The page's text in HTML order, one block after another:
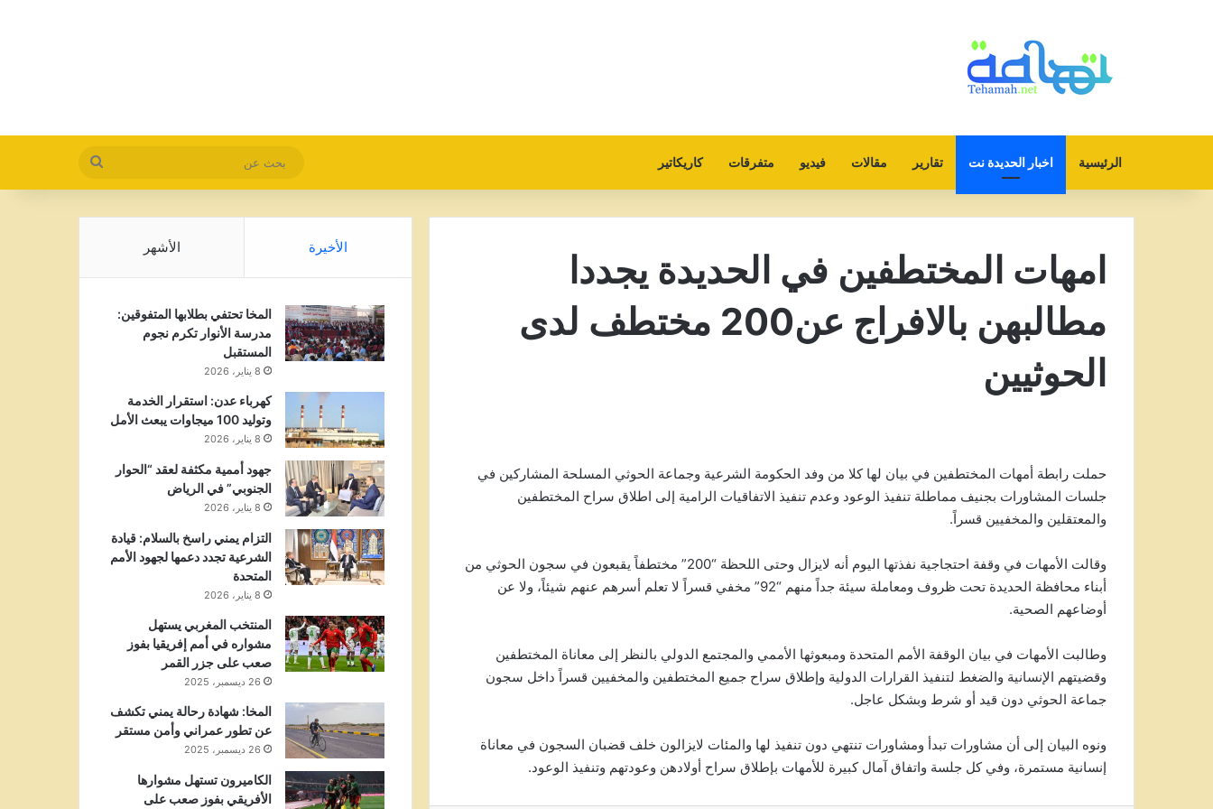
الرئيسية اخبار الحديدة نت تقارير مقالات فيديو متفرقات كاريكاتير
بحث
عن
امهات المختطفين في الحديدة يجددا
مطالبهن بالافراج عن200 مختطف لدى
الحوثيين
حملت رابطة أمهات المختطفين في بيان لها كلا من وفد الحكومة الشرعية وجماعة الحوثي المسلحة المشاركين في
جلسات المشاورات بجنيف مماطلة تنفيذ الوعود وعدم تنفيذ الاتفاقيات الرامية إلى اطلاق سراح المختطفين
والمعتقلين والمخفيين قسراً.
وقالت الأمهات في وقفة احتجاجية نفذتها اليوم أنه لايزال وحتى اللحظة “200” مختطفاً يقبعون في سجون الحوثي من
أبناء محافظة الحديدة تحت ظروف ومعاملة سيئة جداً منهم “92” مخفي قسراً لا تعلم أسرهم عنهم شيئاً، ولا عن
أوضاعهم الصحية.
وطالبت الأمهات في بيان الوقفة الأمم المتحدة ومبعوثها الأممي والمجتمع الدولي بالنظر إلى معاناة المختطفين
وقضيتهم الإنسانية والضغط لتنفيذ القرارات الدولية وإطلاق سراح جميع المختطفين والمخفيين قسراً داخل سجون
جماعة الحوثي دون قيد أو شرط وبشكل عاجل.
ونوه البيان إلى أن مشاورات تبدأ ومشاورات تنتهي دون تنفيذ لها والمئات لايزالون خلف قضبان السجون في معاناة
إنسانية مستمرة، وفي كل جلسة واتفاق آمال كبيرة للأمهات بإطلاق سراح أولادهن وعودتهم وتنفيذ الوعود.
الأخيرة الأشهر
المخا تحتفي بطلابها المتفوقين:
مدرسة الأنوار تكرم نجوم
المستقبل
8 يناير، 2026
كهرباء عدن: استقرار الخدمة
وتوليد 100 ميجاوات يبعث الأمل
8 يناير، 2026
جهود أممية مكثفة لعقد “الحوار
الجنوبي” في الرياض
8 يناير، 2026
التزام يمني راسخ بالسلام: قيادة
الشرعية تجدد دعمها لجهود الأمم
المتحدة
8 يناير، 2026
المنتخب المغربي يستهل
مشواره في أمم إفريقيا بفوز
صعب على جزر القمر
26 ديسمبر، 2025
المخا: شهادة رحالة يمني تكشف
عن تطور عمراني وأمن مستقر
26 ديسمبر، 2025
الكاميرون تستهل مشوارها
الأفريقي بفوز صعب على